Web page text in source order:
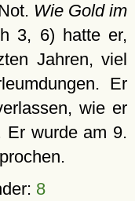
Wie Gold im
3, 6) hatte er,
Jahren, viel
Er
wie er
Er wurde am 9.
8